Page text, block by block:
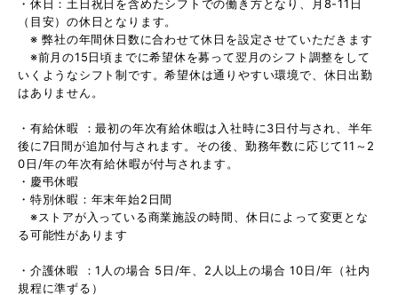
・休日：土日祝日を含めたシフトでの働き方となり、月8-11日
（目安）の休日となります。
※ 弊社の年間休日数に合わせて休日を設定させていただきます
※前月の15日頃までに希望休を募って翌月のシフト調整をして
いくようなシフト制です。希望休は通りやすい環境で、休日出勤
はありません。
・有給休暇 ：最初の年次有給休暇は入社時に3日付与され、半年
後に7日間が追加付与されます。その後、勤務年数に応じて11～2
0日/年の年次有給休暇が付与されます。
・慶弔休暇
・特別休暇：年末年始2日間
※ストアが入っている商業施設の時間、休日によって変更とな
る可能性があります
・介護休暇 ：1人の場合 5日/年、2人以上の場合 10日/年（社内
規程に準ずる）